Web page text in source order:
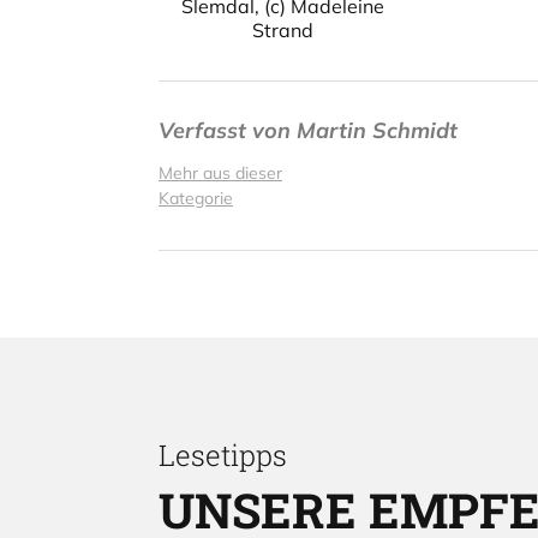
Slemdal, (c) Madeleine
Strand
Verfasst von Martin Schmidt
Mehr aus dieser
Kategorie
Lesetipps
UNSERE